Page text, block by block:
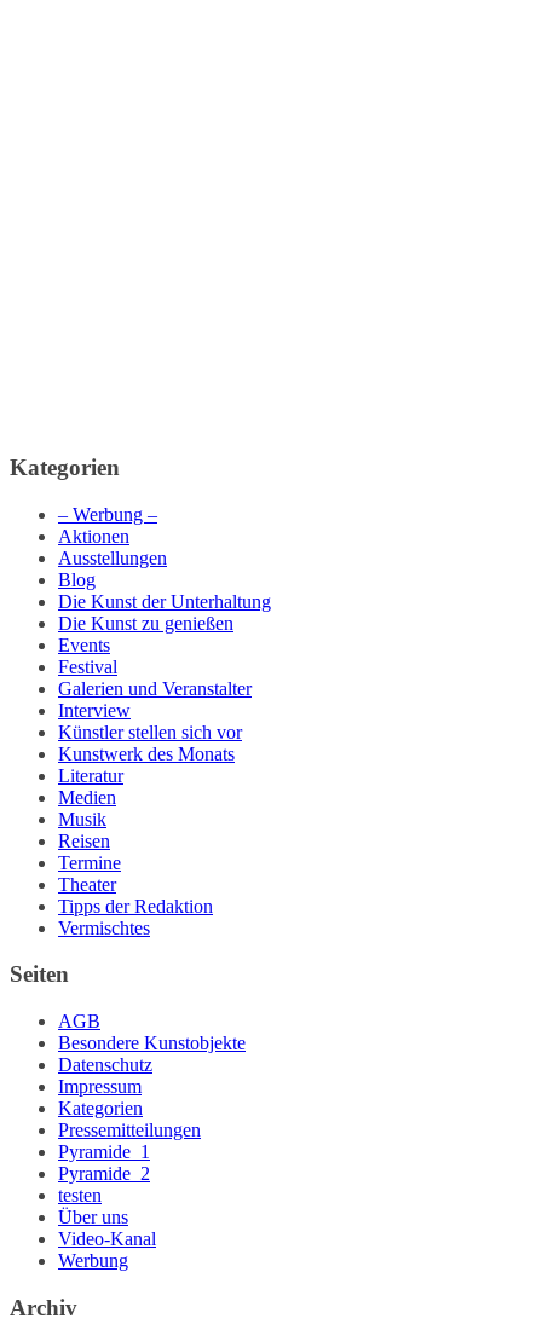
Kategorien
– Werbung –
Aktionen
Ausstellungen
Blog
Die Kunst der Unterhaltung
Die Kunst zu genießen
Events
Festival
Galerien und Veranstalter
Interview
Künstler stellen sich vor
Kunstwerk des Monats
Literatur
Medien
Musik
Reisen
Termine
Theater
Tipps der Redaktion
Vermischtes
Seiten
AGB
Besondere Kunstobjekte
Datenschutz
Impressum
Kategorien
Pressemitteilungen
Pyramide_1
Pyramide_2
testen
Über uns
Video-Kanal
Werbung
Archiv